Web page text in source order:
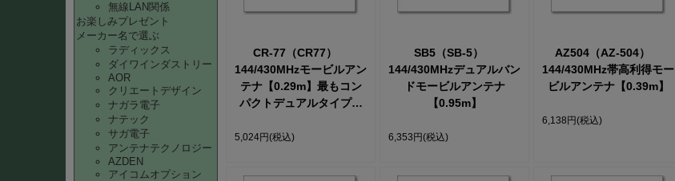
無線LAN関係
お楽しみプレゼント
メーカー名で選ぶ
ラディックス
ダイワインダストリー
AOR
クリエートデザイン
ナガラ電子
ナテック
サガ電子
アンテナテクノロジー
AZDEN
アイコムオプション
CR-77（CR77）
144/430MHzモービルアン
テナ【0.29m】最もコン
パクトデュアルタイプ。
かく小さいものが欲しい
5,024円(税込)
SB5（SB-5）
144/430MHzデュアルバン
ドモービルアンテナ
【0.95m】
6,353円(税込)
AZ504（AZ-504）
144/430MHz帯高利得モー
ビルアンテナ【0.39m】
6,138円(税込)